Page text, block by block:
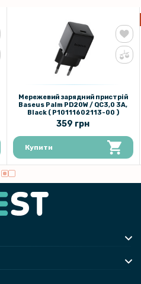
Мережевий зарядний пристрій
Baseus Palm PD20W / QC3,0 3A,
Black ( P10111602113-00 )
359 грн
Купити